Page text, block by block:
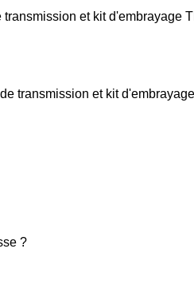
et kit d'embrayage
?